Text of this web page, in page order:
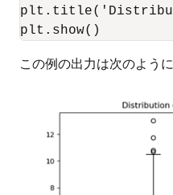
plt.show()
この例の出力は次のように